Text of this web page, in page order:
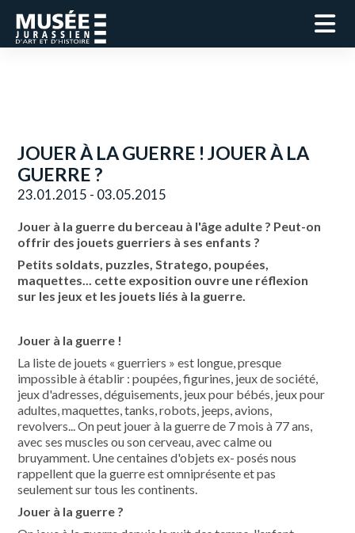
JOUER À LA GUERRE ! JOUER À LA
GUERRE ?
23.01.2015 - 03.05.2015
Jouer à la guerre du berceau à l'âge adulte ? Peut-on
offrir des jouets guerriers à ses enfants ?
Petits soldats, puzzles, Stratego, poupées,
maquettes... cette exposition ouvre une réflexion
sur les jeux et les jouets liés à la guerre.
Jouer à la guerre !
La liste de jouets « guerriers » est longue, presque
impossible à établir : poupées, figurines, jeux de société,
jeux d'adresses, déguisements, jeux pour bébés, jeux pour
adultes, maquettes, tanks, robots, jeeps, avions,
revolvers... On peut jouer à la guerre de 7 mois à 77 ans,
avec ses muscles ou son cerveau, avec calme ou
bruyamment. Une centaines d'objets ex- posés nous
rappellent que la guerre est omniprésente et pas
seulement sur tous les continents.
Jouer à la guerre ?